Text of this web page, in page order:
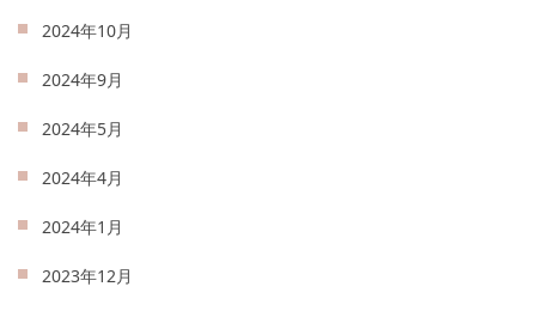
2024年10月
2024年9月
2024年5月
2024年4月
2024年1月
2023年12月